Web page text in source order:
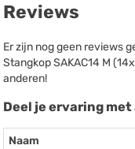
Reviews
Er zijn nog geen reviews
Stangkop SAKAC14 M
anderen!
Deel je ervaring met
Naam